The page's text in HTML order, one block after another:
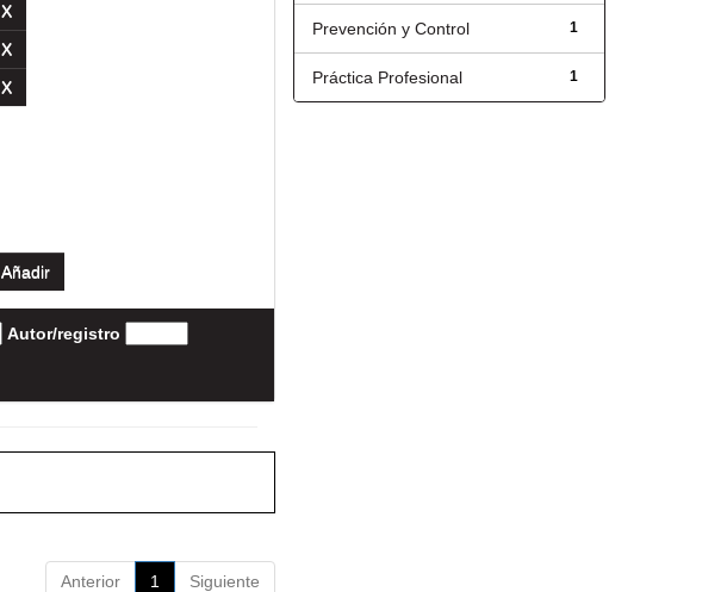
Autor/registro
Anterior 1 Siguiente
1
Prevención y Control
1
Práctica Profesional